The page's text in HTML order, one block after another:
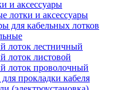
и аксессуары
лотки и аксессуары
для кабельных лотков
лоток лестничный
лоток листовой
лоток проволочный
прокладки кабеля